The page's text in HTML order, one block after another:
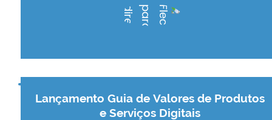
Lançamento Guia de Valores de Produtos
e Serviços Digitais